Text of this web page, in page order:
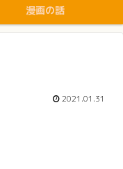
漫画の話
2021.01.31